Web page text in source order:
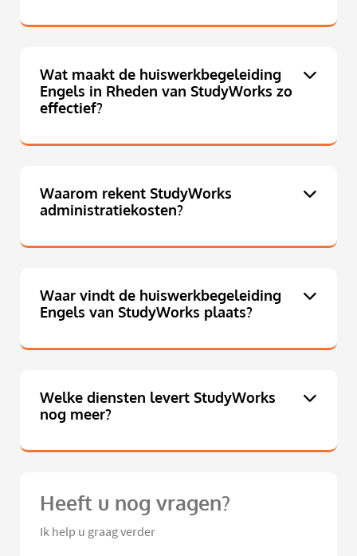
Wat maakt de huiswerkbegeleiding
Engels in Rheden van StudyWorks zo
effectief?
Waarom rekent StudyWorks
administratiekosten?
Waar vindt de huiswerkbegeleiding
Engels van StudyWorks plaats?
Welke diensten levert StudyWorks
nog meer?
Heeft u nog vragen?
Ik help u graag verder